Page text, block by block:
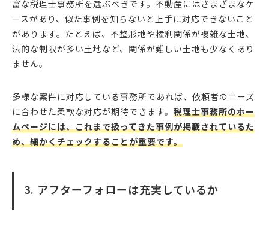
富な税理士事務所を選ぶべきです。不動産にはさまざまなケ
ースがあり、似た事例を知らないと上手に対応できないこと
があります。たとえば、不整形地や権利関係が複雑な土地、
法的な制限が多い土地など、関係が難しい土地も少なくあり
ません。
多様な案件に対応している事務所であれば、依頼者のニーズ
に合わせた柔軟な対応が期待できます。 税理士事務所のホー
ムページには、これまで扱ってきた事例が掲載されているた
め、細かくチェックすることが重要です。
3. アフターフォローは充実しているか